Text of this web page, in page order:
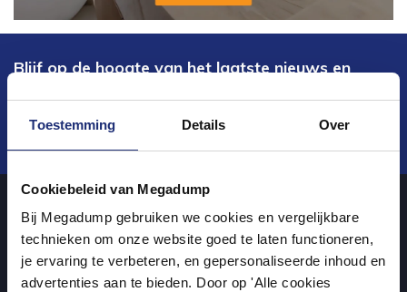
Toestemming Details Over
Cookiebeleid van Megadump
Bij Megadump gebruiken we cookies en vergelijkbare
technieken om onze website goed te laten functioneren,
je ervaring te verbeteren, en gepersonaliseerde inhoud en
advertenties aan te bieden. Door op 'Alle cookies
Blijf op de hoogte van het laatste nieuws en
Verstuur
Over ons